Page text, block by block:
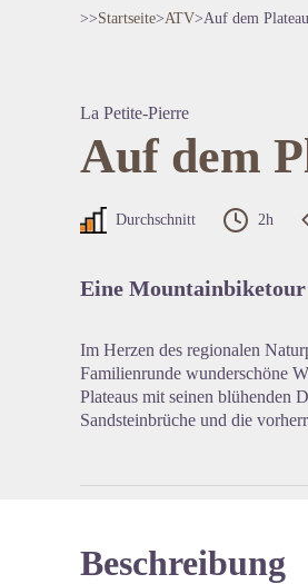
>>Startseite>ATV>Auf dem Plateau
La Petite-Pierre
Auf dem
Durchschnitt 2h
Eine
Im Herzen des regionalen
Familienrunde wunderschöne
Plateaus mit seinen blühenden
Sandsteinbrüche und die
Beschreibung